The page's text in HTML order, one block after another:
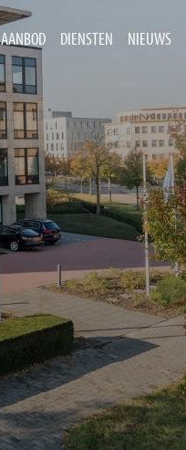
AANBOD DIENSTEN NIEUWS